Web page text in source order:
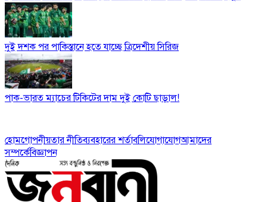
দুই দশক পর পাকিস্তানে হতে যাচ্ছে ত্রিদেশীয় সিরিজ
পাক-ভারত ম্যাচের টিকিটের দাম দুই কোটি ছাড়াল!
হোমগোপনীয়তার নীতিব্যবহারের শর্তাবলিযোগাযোগআমাদের
সম্পর্কেবিজ্ঞাপন